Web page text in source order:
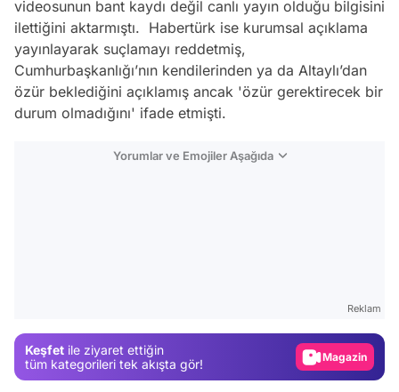
videosunun bant kaydı değil canlı yayın olduğu bilgisini
ilettiğini aktarmıştı. Habertürk ise kurumsal açıklama
yayınlayarak suçlamayı reddetmiş,
Cumhurbaşkanlığı’nın kendilerinden ya da Altaylı’dan
özür beklediğini açıklamış ancak 'özür gerektirecek bir
durum olmadığını' ifade etmişti.
Yorumlar ve Emojiler Aşağıda
Reklam
Keşfet ile ziyaret ettiğin
tüm kategorileri tek akışta gör!
Magazin